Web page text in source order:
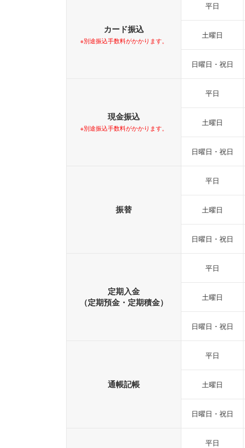
カード振込
※別途振込手数料がかかります。
平日
土曜日
日曜日・祝日
現金振込
※別途振込手数料がかかります。
平日
土曜日
日曜日・祝日
振替
平日
土曜日
日曜日・祝日
定期入金
（定期預金・定期積金）
平日
土曜日
日曜日・祝日
通帳記帳
平日
土曜日
日曜日・祝日
平日